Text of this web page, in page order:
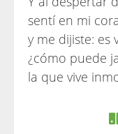
sentí en mi
y me dijiste: es
¿cómo puede
la que vive